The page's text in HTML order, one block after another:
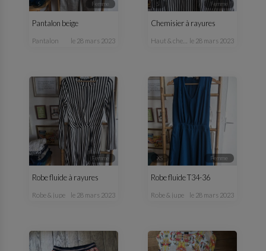
S femme
Pantalon beige
pantalon le 28 mars 2023
S femme
Chemisier à rayures
haut & chemisier le 28 mars 2023
S femme
Robe fluide à rayures
robe & jupe le 28 mars 2023
XS femme
Robe fluide T34-36
robe & jupe le 28 mars 2023